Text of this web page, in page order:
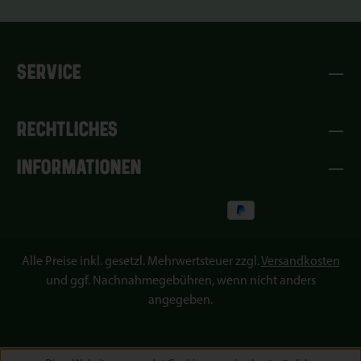
SERVICE
RECHTLICHES
INFORMATIONEN
Alle Preise inkl. gesetzl. Mehrwertsteuer zzgl. Versandkosten
und ggf. Nachnahmegebühren, wenn nicht anders
angegeben.